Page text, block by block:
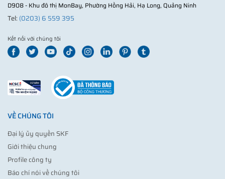
D908 - Khu đô thị MonBay, Phường Hồng Hải, Hạ Long, Quảng Ninh
Tel: (0203) 6 559 395
Kết nối với chúng tôi
VỀ CHÚNG TÔI
Đại lý ủy quyền SKF
Giới thiệu chung
Profile công ty
Báo chí nói về chúng tôi